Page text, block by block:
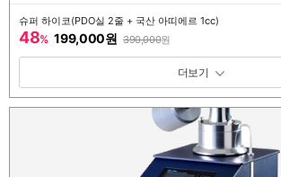
슈퍼 하이코(PDO실 2줄 + 국산 아띠에르 1cc)
48% 199,000원 390,000원
패키지 보기 토글